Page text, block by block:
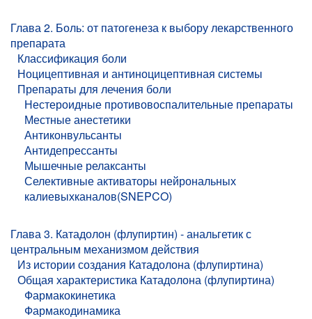
Глава 2. Боль: от патогенеза к выбору лекарственного
препарата
Классификация боли
Ноцицептивная и антиноцицептивная системы
Препараты для лечения боли
Нестероидные противовоспалительные препараты
Местные анестетики
Антиконвульсанты
Антидепрессанты
Мышечные релаксанты
Селективные активаторы нейрональных
калиевыхканалов(SNEPCO)
Глава 3. Катадолон (флупиртин) - анальгетик с
центральным механизмом действия
Из истории создания Катадолона (флупиртина)
Общая характеристика Катадолона (флупиртина)
Фармакокинетика
Фармакодинамика